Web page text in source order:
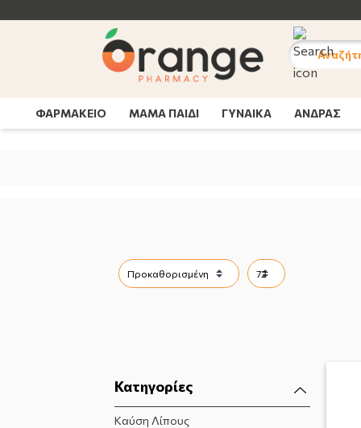
ΦΑΡΜΑΚΕΙΟ ΜΑΜΑ ΠΑΙΔΙ ΓΥΝΑΙΚΑ ΑΝΔΡΑΣ
Κατηγορίες
Καύση Λίπους